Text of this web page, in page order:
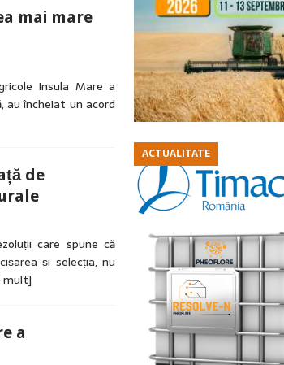
mai mare
Insula Mare a
au încheiat un acord
de
care spune că
și selecția, nu
a
ACTUALITATE